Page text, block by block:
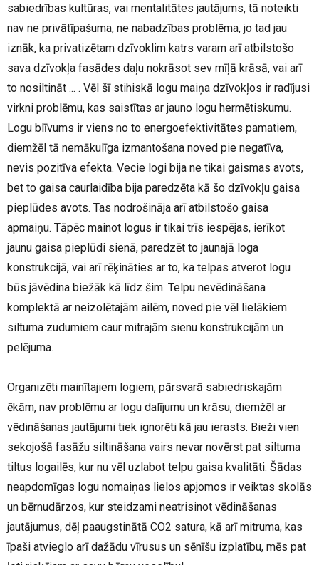
sabiedrības kultūras, vai mentalitātes jautājums, tā noteikti
nav ne privātīpašuma, ne nabadzības problēma, jo tad jau
iznāk, ka privatizētam dzīvoklim katrs varam arī atbilstošo
sava dzīvokļa fasādes daļu nokrāsot sev mīļā krāsā, vai arī
to nosiltināt ... . Vēl šī stihiskā logu maiņa dzīvokļos ir radījusi
virkni problēmu, kas saistītas ar jauno logu hermētiskumu.
Logu blīvums ir viens no to energoefektivitātes pamatiem,
diemžēl tā nemākulīga izmantošana noved pie negatīva,
nevis pozitīva efekta. Vecie logi bija ne tikai gaismas avots,
bet to gaisa caurlaidība bija paredzēta kā šo dzīvokļu gaisa
pieplūdes avots. Tas nodrošināja arī atbilstošo gaisa
apmaiņu. Tāpēc mainot logus ir tikai trīs iespējas, ierīkot
jaunu gaisa pieplūdi sienā, paredzēt to jaunajā loga
konstrukcijā, vai arī rēķināties ar to, ka telpas atverot logu
būs jāvēdina biežāk kā līdz šim. Telpu nevēdināšana
komplektā ar neizolētajām ailēm, noved pie vēl lielākiem
siltuma zudumiem caur mitrajām sienu konstrukcijām un
pelējuma.
Organizēti mainītajiem logiem, pārsvarā sabiedriskajām
ēkām, nav problēmu ar logu dalījumu un krāsu, diemžēl ar
vēdināšanas jautājumi tiek ignorēti kā jau ierasts. Bieži vien
sekojošā fasāžu siltināšana vairs nevar novērst pat siltuma
tiltus logailēs, kur nu vēl uzlabot telpu gaisa kvalitāti. Šādas
neapdomīgas logu nomaiņas lielos apjomos ir veiktas skolās
un bērnudārzos, kur steidzami neatrisinot vēdināšanas
jautājumus, dēļ paaugstinātā CO2 satura, kā arī mitruma, kas
īpaši atvieglo arī dažādu vīrusus un sēnīšu izplatību, mēs pat